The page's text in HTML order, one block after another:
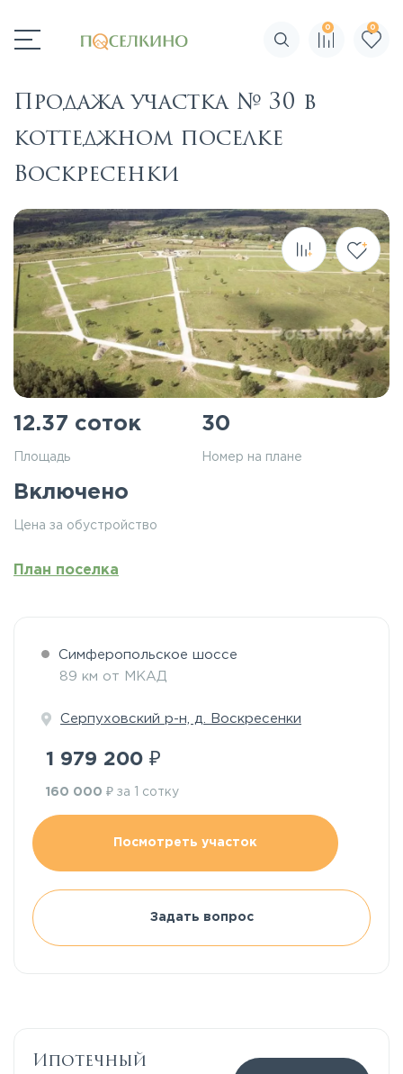
Поиск по сайту
0 0
Продажа участка № 30 в
коттеджном поселке
Воскресенки
12.37 соток
Площадь
30
Номер на плане
Включено
Цена за обустройство
План поселка
Симферопольское шоссе
89 км от МКАД
Серпуховский р-н, д. Воскресенки
1 979 200 ₽
160 000 ₽ за 1 сотку
Посмотреть участок
Задать вопрос
Ипотечный